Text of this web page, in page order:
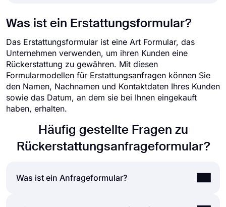
Was ist ein Erstattungsformular?
Das Erstattungsformular ist eine Art Formular, das
Unternehmen verwenden, um ihren Kunden eine
Rückerstattung zu gewähren. Mit diesen
Formularmodellen für Erstattungsanfragen können Sie
den Namen, Nachnamen und Kontaktdaten Ihres Kunden
sowie das Datum, an dem sie bei Ihnen eingekauft
haben, erhalten.
Häufig gestellte Fragen zu
Rückerstattungsanfrageformular?
Was ist ein Anfrageformular?